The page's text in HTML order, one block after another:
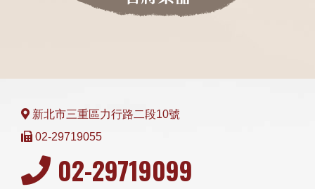
新北市三重區力行路二段10號
02-29719055
02-29719099